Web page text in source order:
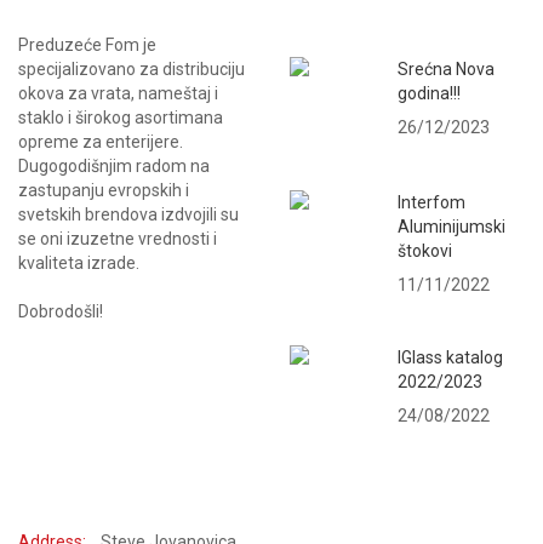
Preduzeće Fom je
specijalizovano za distribuciju
okova za vrata, nameštaj i
staklo i širokog asortimana
opreme za enterijere.
Dugogodišnjim radom na
zastupanju evropskih i
svetskih brendova izdvojili su
se oni izuzetne vrednosti i
kvaliteta izrade.
Dobrodošli!
Srećna Nova
godina!!!
26/12/2023
Interfom
Aluminijumski
štokovi
11/11/2022
IGlass katalog
2022/2023
24/08/2022